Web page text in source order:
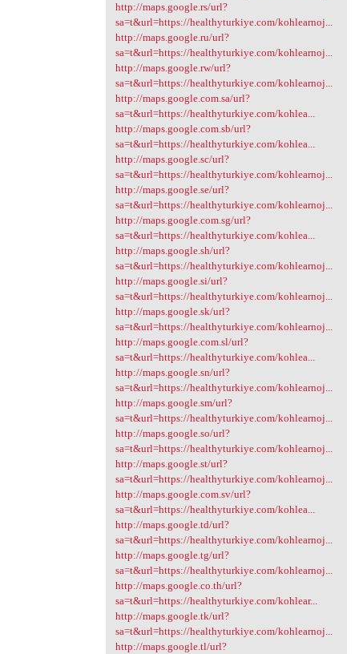
http://maps.google.rs/url?
sa=t&url=https://healthyturkiye.com/kohlearnoj...
http://maps.google.ru/url?
sa=t&url=https://healthyturkiye.com/kohlearnoj...
http://maps.google.rw/url?
sa=t&url=https://healthyturkiye.com/kohlearnoj...
http://maps.google.com.sa/url?
sa=t&url=https://healthyturkiye.com/kohlea...
http://maps.google.com.sb/url?
sa=t&url=https://healthyturkiye.com/kohlea...
http://maps.google.sc/url?
sa=t&url=https://healthyturkiye.com/kohlearnoj...
http://maps.google.se/url?
sa=t&url=https://healthyturkiye.com/kohlearnoj...
http://maps.google.com.sg/url?
sa=t&url=https://healthyturkiye.com/kohlea...
http://maps.google.sh/url?
sa=t&url=https://healthyturkiye.com/kohlearnoj...
http://maps.google.si/url?
sa=t&url=https://healthyturkiye.com/kohlearnoj...
http://maps.google.sk/url?
sa=t&url=https://healthyturkiye.com/kohlearnoj...
http://maps.google.com.sl/url?
sa=t&url=https://healthyturkiye.com/kohlea...
http://maps.google.sn/url?
sa=t&url=https://healthyturkiye.com/kohlearnoj...
http://maps.google.sm/url?
sa=t&url=https://healthyturkiye.com/kohlearnoj...
http://maps.google.so/url?
sa=t&url=https://healthyturkiye.com/kohlearnoj...
http://maps.google.st/url?
sa=t&url=https://healthyturkiye.com/kohlearnoj...
http://maps.google.com.sv/url?
sa=t&url=https://healthyturkiye.com/kohlea...
http://maps.google.td/url?
sa=t&url=https://healthyturkiye.com/kohlearnoj...
http://maps.google.tg/url?
sa=t&url=https://healthyturkiye.com/kohlearnoj...
http://maps.google.co.th/url?
sa=t&url=https://healthyturkiye.com/kohlear...
http://maps.google.tk/url?
sa=t&url=https://healthyturkiye.com/kohlearnoj...
http://maps.google.tl/url?